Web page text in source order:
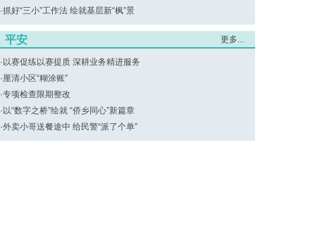
·抓好“三小”工作法 绘就基层新“枫”景
平安 更多...
· 以赛促练以赛提质 深耕业务精进服务
·厘清小区“糊涂账”
·专项检查限期整改
· 以“数字之桥”绘就 “侨乡同心”新篇章
·外卖小哥送餐途中 给民警“派了个单”